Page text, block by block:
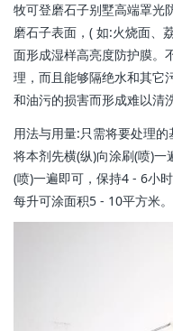
牧可登磨石子别墅高端罩光
磨石子表面，( 如:火烧面、
面形成湿样高亮度防护膜。
理，而且能够隔绝水和其它
和油污的损害而形成难以清
用法与用量:只需将要处理
将本剂先横(纵)向涂刷(喷)
(喷)一遍即可，保持4 - 6小
每升可涂面积5 - 10平方米。